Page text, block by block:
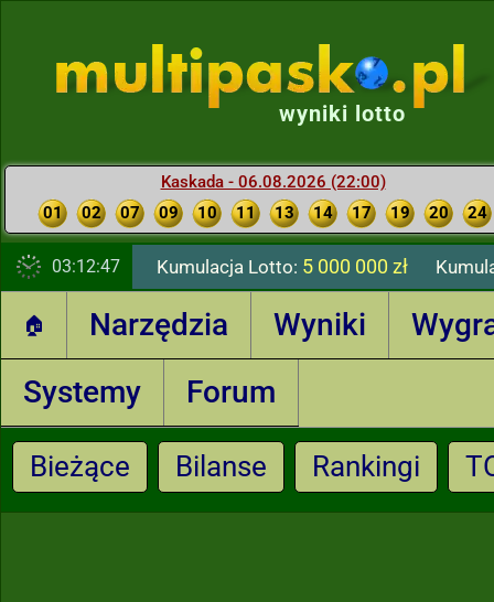
wyniki lotto
Kaskada - 06.08.2026 (22:00)
01
02 07 09 10 11 13 14 17 19 20 24
03:12:47 Kumulacja Lotto: 5 000 000 zł
🏠 Narzędzia Wyniki
Systemy
Forum
Bieżące Bilanse Rankingi